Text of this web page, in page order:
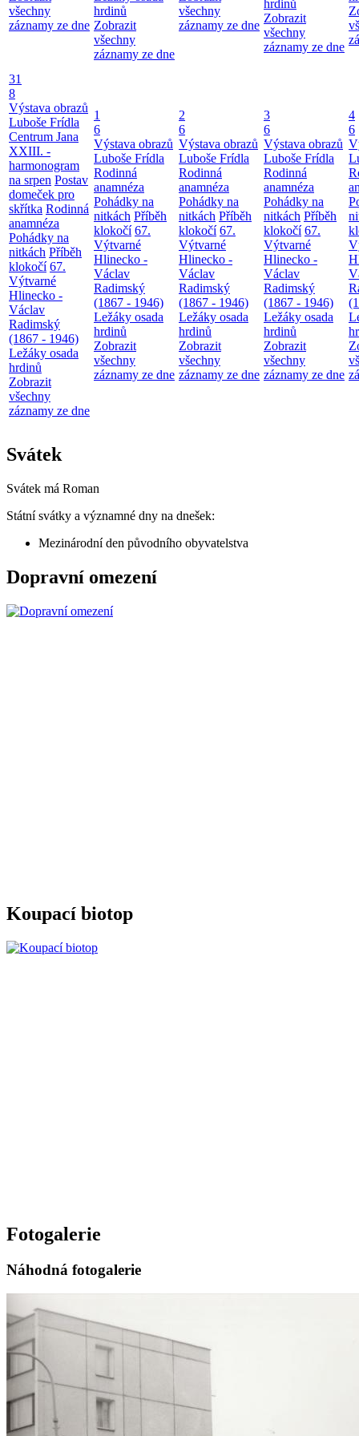
všechny
záznamy ze dne
hrdinů
Zobrazit
všechny
záznamy ze dne
všechny
záznamy ze dne
hrdinů
Zobrazit
všechny
záznamy ze dne
31
8
Výstava obrazů
Luboše Frídla
Centrum Jana
XXIII. -
harmonogram
na srpen Postav
domeček pro
skřítka Rodinná
anamnéza
Pohádky na
nitkách Příběh
klokočí 67.
Výtvarné
Hlinecko -
Václav
Radimský
(1867 - 1946)
Ležáky osada
hrdinů
Zobrazit
všechny
záznamy ze dne
1
6
Výstava obrazů
Luboše Frídla
Rodinná
anamnéza
Pohádky na
nitkách Příběh
klokočí 67.
Výtvarné
Hlinecko -
Václav
Radimský
(1867 - 1946)
Ležáky osada
hrdinů
Zobrazit
všechny
záznamy ze dne
2
6
Výstava obrazů
Luboše Frídla
Rodinná
anamnéza
Pohádky na
nitkách Příběh
klokočí 67.
Výtvarné
Hlinecko -
Václav
Radimský
(1867 - 1946)
Ležáky osada
hrdinů
Zobrazit
všechny
záznamy ze dne
3
6
Výstava obrazů
Luboše Frídla
Rodinná
anamnéza
Pohádky na
nitkách Příběh
klokočí 67.
Výtvarné
Hlinecko -
Václav
Radimský
(1867 - 1946)
Ležáky osada
hrdinů
Zobrazit
všechny
záznamy ze dne
4
6
Svátek
Svátek má Roman
Státní svátky a významné dny na dnešek:
Mezinárodní den původního obyvatelstva
Dopravní omezení
Koupací biotop
Fotogalerie
Náhodná fotogalerie